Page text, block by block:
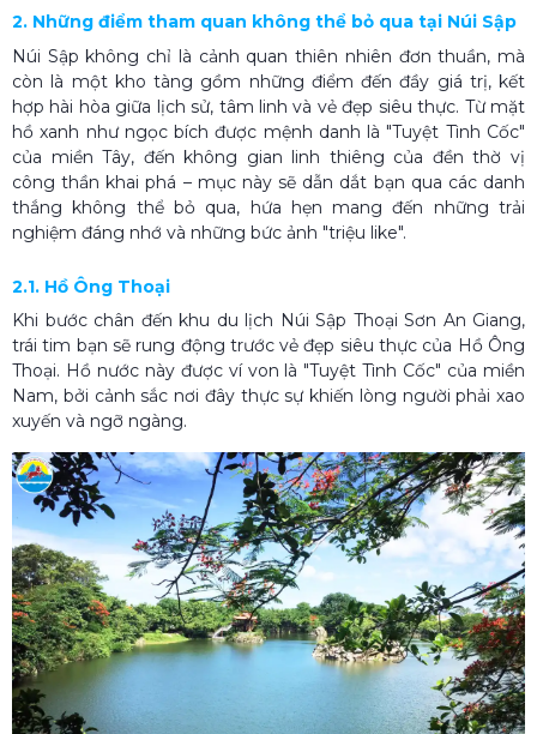
2. Những điểm tham quan không thể bỏ qua tại Núi Sập
Núi Sập không chỉ là cảnh quan thiên nhiên đơn thuần, mà
còn là một kho tàng gồm những điểm đến đầy giá trị, kết
hợp hài hòa giữa lịch sử, tâm linh và vẻ đẹp siêu thực. Từ mặt
hồ xanh như ngọc bích được mệnh danh là "Tuyệt Tình Cốc"
của miền Tây, đến không gian linh thiêng của đền thờ vị
công thần khai phá – mục này sẽ dẫn dắt bạn qua các danh
thắng không thể bỏ qua, hứa hẹn mang đến những trải
nghiệm đáng nhớ và những bức ảnh "triệu like".
2.1. Hồ Ông Thoại
Khi bước chân đến khu du lịch Núi Sập Thoại Sơn An Giang,
trái tim bạn sẽ rung động trước vẻ đẹp siêu thực của Hồ Ông
Thoại. Hồ nước này được ví von là "Tuyệt Tình Cốc" của miền
Nam, bởi cảnh sắc nơi đây thực sự khiến lòng người phải xao
xuyến và ngỡ ngàng.